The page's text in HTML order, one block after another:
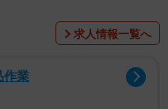
求人情報一覧へ
作業